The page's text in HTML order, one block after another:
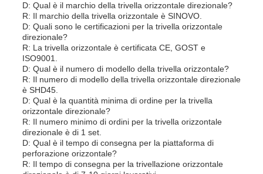
D: Qual è il marchio della trivella orizzontale direzionale?
R: Il marchio della trivella orizzontale è SINOVO.
D: Quali sono le certificazioni per la trivella orizzontale
direzionale?
R: La trivella orizzontale è certificata CE, GOST e
ISO9001.
D: Qual è il numero di modello della trivella orizzontale?
R: Il numero di modello della trivella orizzontale direzionale
è SHD45.
D: Qual è la quantità minima di ordine per la trivella
orizzontale direzionale?
R: Il numero minimo di ordini per la trivella orizzontale
direzionale è di 1 set.
D: Qual è il tempo di consegna per la piattaforma di
perforazione orizzontale?
R: Il tempo di consegna per la trivellazione orizzontale